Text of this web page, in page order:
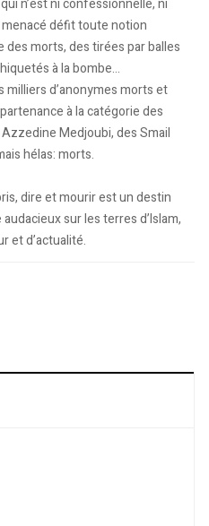
défit toute notion
des morts, des tirées par balles
à la bombe…
milliers d’anonymes morts et
à la catégorie des
Medjoubi, des Smail
hélas: morts.
dire et mourir est un destin
sur les terres d’Islam,
et d’actualité.
par satellite<BR>Promesses et
statut : les Algériens réclament la